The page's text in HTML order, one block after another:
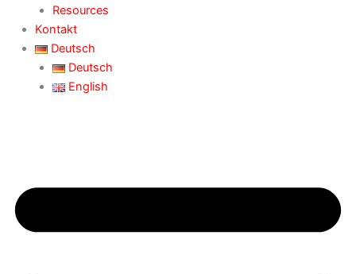
Resources
Kontakt
Deutsch
Deutsch
English